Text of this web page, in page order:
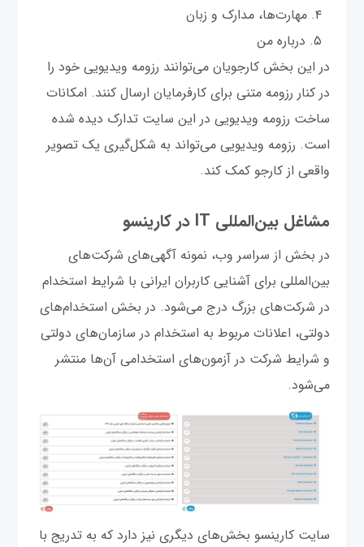
مهارت‌ها، مدارک و زبان
درباره من
در این بخش کارجویان می‌توانند رزومه ویدیویی خود را
در کنار رزومه متنی برای کارفرمایان ارسال کنند. امکانات
ساخت رزومه ویدیویی در این سایت تدارک دیده شده
است. رزومه ویدیویی می‌تواند به شکل‌گیری یک تصویر
واقعی از کارجو کمک کند.
مشاغل بین‌المللی IT در کارینسو
در بخش از سراسر وب، نمونه آگهی‌های شرکت‌های
بین‌المللی برای آشنایی کاربران ایرانی با شرایط استخدام
در شرکت‌های بزرگ درج می‌شود. در بخش استخدام‌های
دولتی، اعلانات مربوط به استخدام‌ در سازمان‌های دولتی
و شرایط شرکت در آزمون‌های استخدامی آن‌ها منتشر
می‌شود.
سایت کارینسو بخش‌های دیگری نیز دارد که به تدریج با